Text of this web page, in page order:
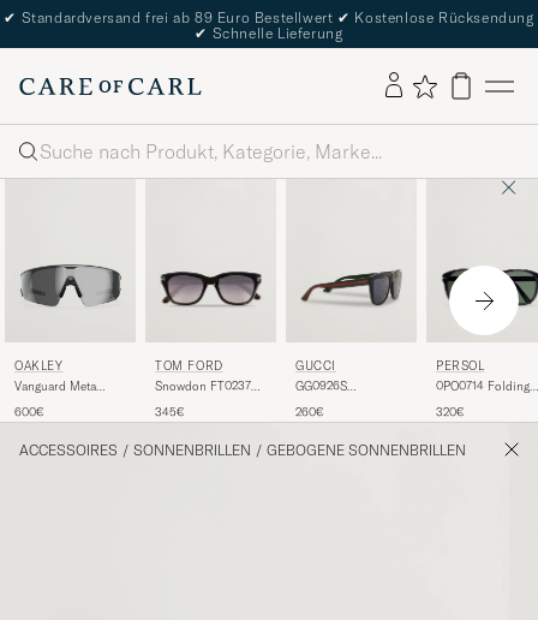
✔ Standardversand frei ab 89 Euro Bestellwert ✔ Kostenlose Rücksendung
✔ Schnelle Lieferung
Suche
OAKLEY
Vanguard Meta
Black
600€
TOM FORD
Snowdon FT0237
345€
GUCCI
GG0926S
Black/Green
260€
PERSOL
0PO0714 Folding
Black/Crystal
320€
ACCESSOIRES / SONNENBRILLEN / GEBOGENE SONNENBRILLEN